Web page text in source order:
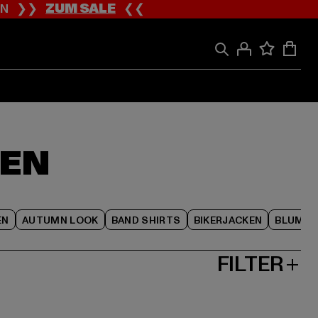
❯❯ZUM SALE❮❮
AUTUMN LOOK BAND SHIRTS BIKERJACKEN
FILTER